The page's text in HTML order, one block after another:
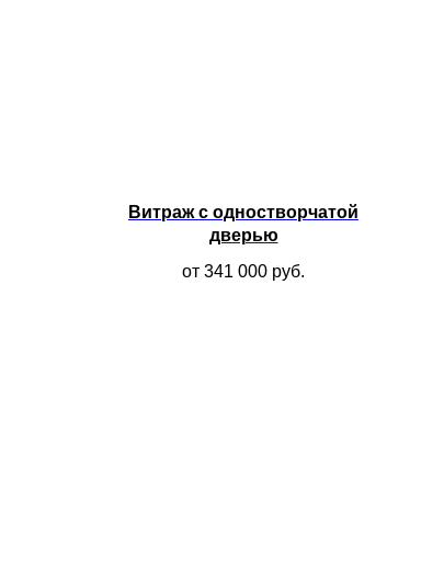
Витраж с одностворчатой
дверью
от 341 000 руб.